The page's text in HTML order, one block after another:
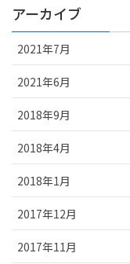
アーカイブ
2021年7月
2021年6月
2018年9月
2018年4月
2018年1月
2017年12月
2017年11月